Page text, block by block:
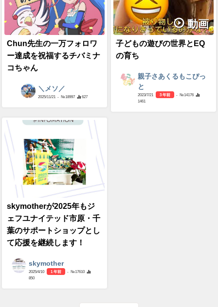
Chun先生の一万フォロワ
ー達成を祝福するチバミナ
コちゃん
＼メソ／
2025/11/21 - №18997 627
動画
子どもの遊びの世界とEQ
の育ち
親子さあくるもこぴっ
と
2023/7/21 3 年前
- №14176
1461
skymotherが2025年もジ
ェフユナイテッド市原・千
葉のサポートショップとし
て応援を継続します！
skymother
2025/4/10 1 年前
- №17610
850